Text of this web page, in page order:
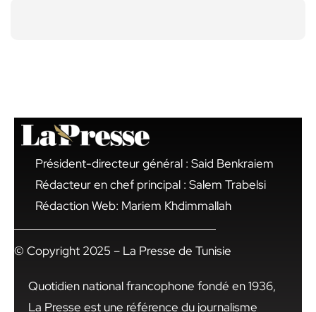
Président-directeur général : Said Benkraiem
Rédacteur en chef principal : Salem Trabelsi
Rédaction Web: Mariem Khdimmallah
© Copyright 2025 – La Presse de Tunisie
Quotidien national francophone fondé en 1936,
La Presse est une référence du journalisme